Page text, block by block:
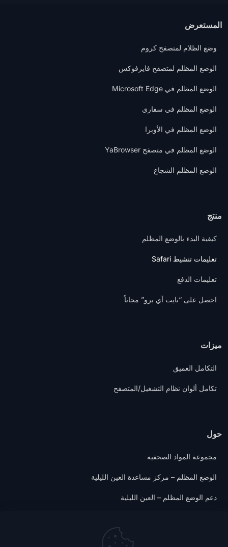
المستعرض
وضع الظلام لمتصفح كروم
الوضع المظلم لمتصفح فايرفوكس
الوضع المظلم في Microsoft Edge
الوضع المظلم في سفاري
الوضع المظلم في الأوبرا
الوضع المظلم في متصفح YaBrowser
الوضع المظلم الشجاع
منتج
كيفية البدء بالوضع المظلم
تعليمات تنشيط Safari
تعليمات الدفع
احصل على “نايت آي برو” مجاناً
ميزات
التكامل العميق
تكامل ألوان نظام التشغيل/المتصفح
حول
مجموعة المواد الصحفية
الوضع المظلم – مركز مساعدة العين الليلية
دعم الوضع المظلم – العين الليلية